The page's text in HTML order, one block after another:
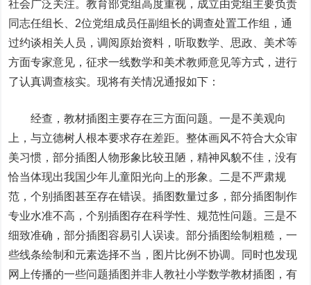
社会广泛关注。教育部党组高度重视，成立由党组主要负责
同志任组长、2位党组成员任副组长的调查处置工作组，通
过约谈相关人员，调阅原始资料，听取数学、思政、美术等
方面专家意见，征求一线数学和美术教师意见等方式，进行
了认真调查核实。现将有关情况通报如下：
经查，教材插图主要存在三方面问题。一是不美观向
上，与立德树人根本要求存在差距。整体画风不符合大众审
美习惯，部分插图人物形象比较丑陋，精神风貌不佳，没有
恰当体现出我国少年儿童阳光向上的形象。二是不严肃规
范，个别插图甚至存在错误。插图数量过多，部分插图制作
专业水准不高，个别插图存在科学性、规范性问题。三是不
细致准确，部分插图容易引人误读。部分插图绘制粗糙，一
些线条绘制和元素选择不当，图片比例不协调。同时也发现
网上传播的一些问题插图并非人教社小学数学教材插图，有